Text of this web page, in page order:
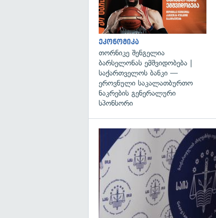
ეკონომიკა
თორნიკე შენგელია
ბარსელონას ემშვიდობება |
საქართველოს ბანკი —
ეროვნული საკალათბურთო
ნაკრების გენერალური
სპონსორი